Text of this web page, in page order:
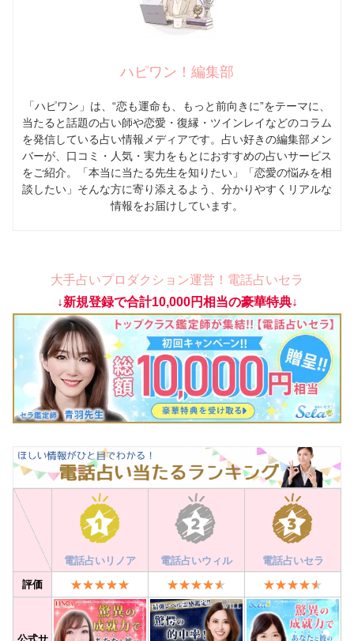
ハピワン！編集部
「ハピワン」は、“恋も運命も、もっと前向きに”をテーマに、
当たると話題の占い師や恋愛・復縁・ツインレイなどのコラム
を発信している占い情報メディアです。占い好きの編集部メン
バーが、口コミ・人気・実力をもとにおすすめの占いサービス
をご紹介。「本当に当たる先生を知りたい」「恋愛の悩みを相
談したい」そんな方に寄り添えるよう、分かりやすくリアルな
情報をお届けしています。
大手占いプロダクション運営！電話占いセラ
↓新規登録で合計10,000円相当の豪華特典↓
電話占いリノア 電話占いウィル
電話占いセラ
評価